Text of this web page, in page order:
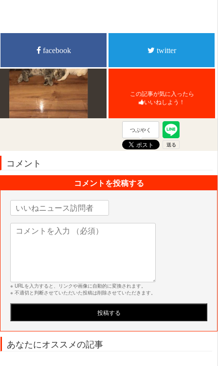
facebook twitter
この記事が気に入ったら
いいねしよう！
つぶやく
コメント
コメントを投稿する
※ URLを入力すると、リンクや画像に自動的に変換されます。
※ 不適切と判断させていただいた投稿は削除させていただきます。
あなたにオススメの記事